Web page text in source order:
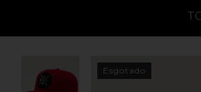
Esgotado